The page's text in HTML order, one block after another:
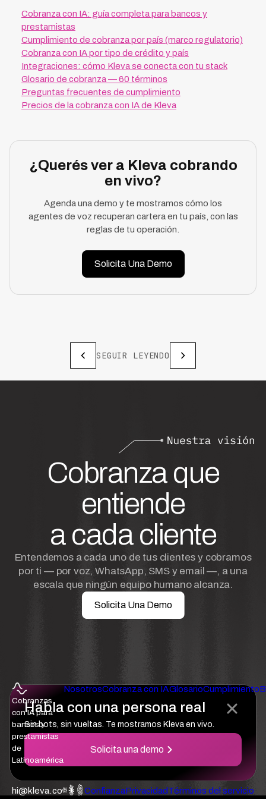
Cobranza con IA: guía completa para bancos y
prestamistas
Cumplimiento de cobranza por país (marco regulatorio)
Cobranza con IA por tipo de crédito y país
Integraciones: cómo Kleva se conecta con tu stack
Glosario de cobranza — 60 términos
Preguntas frecuentes de cumplimiento
Precios de la cobranza con IA de Kleva
¿Querés ver a Kleva cobrando
en vivo?
Agenda una demo y te mostramos cómo los
agentes de voz recuperan cartera en tu país, con las
reglas de tu operación.
Solicita Una Demo
SEGUIR LEYENDO
Habla con una persona real
Sin bots, sin vueltas. Te mostramos Kleva en vivo.
Solicita una demo
Cobranza que
entiende
a cada cliente
Entendemos a cada uno de tus clientes y cobramos
por ti — por voz, WhatsApp, SMS y email —, a una
escala que ningún equipo humano alcanza.
Solicita Una Demo
Cobranzas
con IA para
bancos y
prestamistas
de
Latinoamérica
NosotrosCobranza con IAGlosarioCumplimiento
hi@kleva.co ConfianzaPrivacidadTérminos del servicio